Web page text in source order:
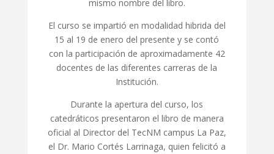
mismo nombre del libro.
El curso se impartió en modalidad hibrida del
15 al 19 de enero del presente y se contó
con la participación de aproximadamente 42
docentes de las diferentes carreras de la
Institución.
Durante la apertura del curso, los
catedráticos presentaron el libro de manera
oficial al Director del TecNM campus La Paz,
el Dr. Mario Cortés Larrinaga, quien felicitó a